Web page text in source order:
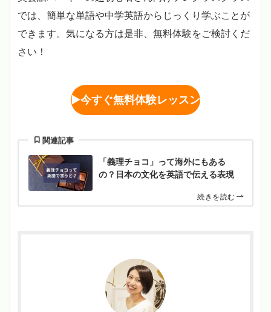
では、簡単な単語や中学英語からじっくり学ぶことが
できます。 気になる方は是非、無料体験をご検討くだ
さい！
▶︎今すぐ無料体験レッスン
関連記事
「義理チョコ」って海外にもある
の？日本の文化を英語で伝える表現
続きを読む